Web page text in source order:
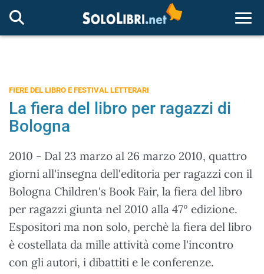
FIERE DEL LIBRO E FESTIVAL LETTERARI
La fiera del libro per ragazzi di
Bologna
2010 - Dal 23 marzo al 26 marzo 2010, quattro
giorni all'insegna dell'editoria per ragazzi con il
Bologna Children's Book Fair, la fiera del libro
per ragazzi giunta nel 2010 alla 47° edizione.
Espositori ma non solo, perchè la fiera del libro
è costellata da mille attività come l'incontro
con gli autori, i dibattiti e le conferenze.